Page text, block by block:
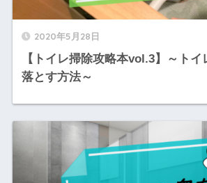
2020年5月28日
【トイレ掃除攻略本vol.3】～ト
落とす方法～